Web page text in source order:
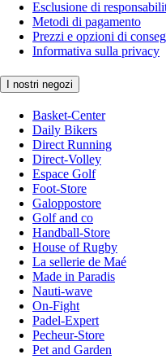
Esclusione di
Metodi di pagamento
Prezzi e opzioni di
Informativa sulla privacy
I nostri negozi
Basket-Center
Daily Bikers
Direct Running
Direct-Volley
Espace Golf
Foot-Store
Galoppostore
Golf and co
Handball-Store
House of Rugby
La sellerie de Maé
Made in Paradis
Nauti-wave
On-Fight
Padel-Expert
Pecheur-Store
Pet and Garden